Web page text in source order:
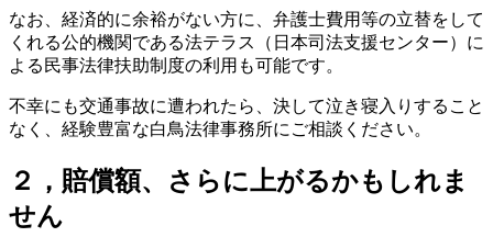
なお、経済的に余裕がない方に、弁護士費用等の立替をして
くれる公的機関である法テラス（日本司法支援センター）に
よる民事法律扶助制度の利用も可能です。
不幸にも交通事故に遭われたら、決して泣き寝入りすること
なく、経験豊富な白鳥法律事務所にご相談ください。
２，賠償額、さらに上がるかもしれま
せん